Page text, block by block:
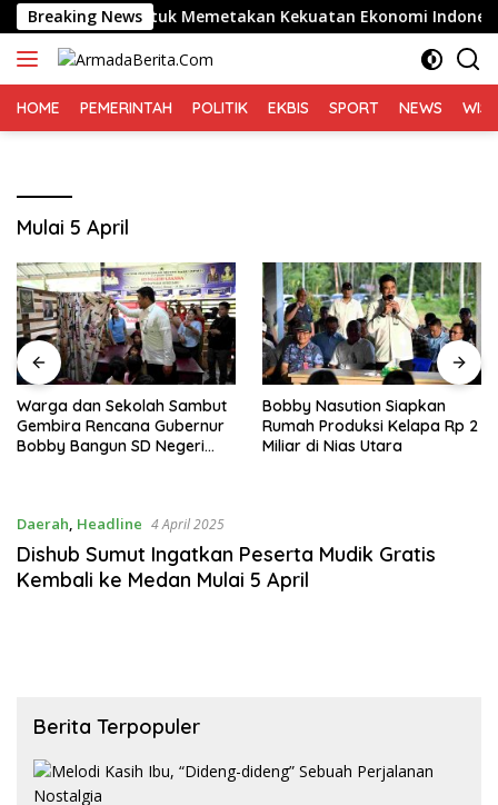
Langsung
ke
konten
Breaking News
Penting untuk Memetakan Kekuatan Ekonomi Indonesia
HOME PEMERINTAH POLITIK EKBIS SPORT NEWS
Mulai 5 April
Warga dan Sekolah Sambut
Gembira Rencana Gubernur
Bobby Bangun SD Negeri
Bobby Nasution Siapkan
Rumah Produksi Kelapa Rp 2
Miliar di Nias Utara
Daerah, Headline 4 April 2025
Dishub Sumut Ingatkan Peserta Mudik Gratis
Kembali ke Medan Mulai 5 April
Berita Terpopuler